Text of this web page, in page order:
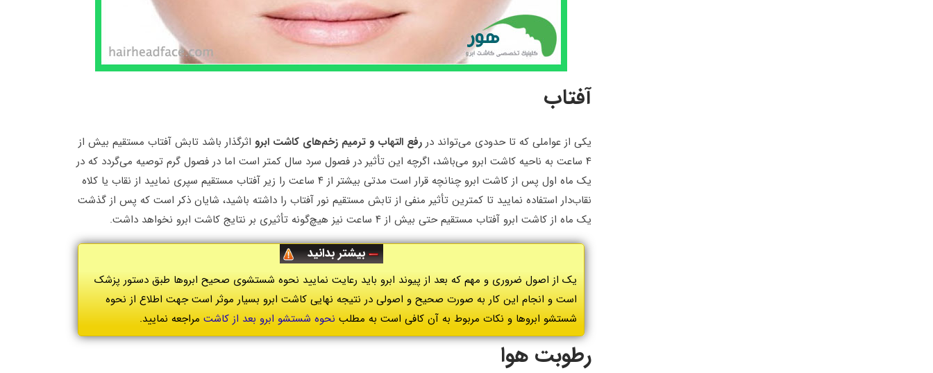
آفتاب
یکی از عواملی که تا حدودی می‌تواند در رفع التهاب و ترمیم زخم‌های کاشت ابرو اثرگذار باشد تابش آفتاب مستقیم بیش از
۴ ساعت به ناحیه کاشت ابرو می‌باشد، اگرچه این تأثیر در فصول سرد سال کمتر است اما در فصول گرم توصیه می‌گردد که در
یک ماه اول پس از کاشت ابرو چنانچه قرار است مدتی بیشتر از ۴ ساعت را زیر آفتاب مستقیم سپری نمایید از نقاب یا کلاه
نقاب‌دار استفاده نمایید تا کمترین تأثیر منفی از تابش مستقیم نور آفتاب را داشته باشید، شایان ذکر است که پس از گذشت
یک ماه از کاشت ابرو آفتاب مستقیم حتی بیش از ۴ ساعت نیز هیچ‌گونه تأثیری بر نتایج کاشت ابرو نخواهد داشت.
بیشتر بدانید
یک از اصول ضروری و مهم که بعد از پیوند ابرو باید رعایت نمایید نحوه شستشوی صحیح ابروها طبق دستور پزشک
است و انجام این کار به صورت صحیح و اصولی در نتیجه نهایی کاشت ابرو بسیار موثر است جهت اطلاع از نحوه
شستشو ابروها و نکات مربوط به آن کافی است به مطلبنحوه شستشو ابرو بعد از کاشتمراجعه نمایید.
رطوبت هوا